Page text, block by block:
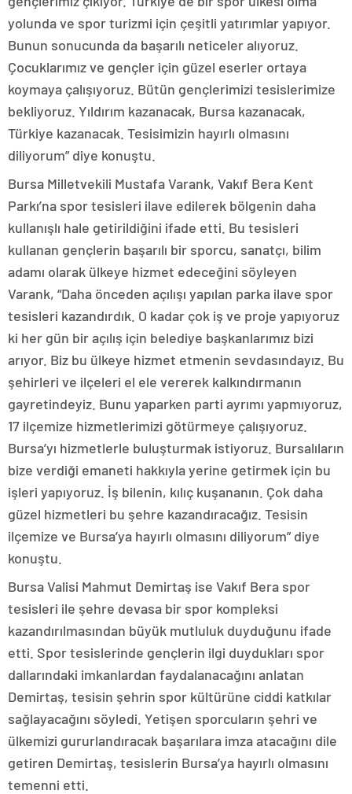
yolunda ve spor turizmi için çeşitli yatırımlar yapıyor.
Bunun sonucunda da başarılı neticeler alıyoruz.
Çocuklarımız ve gençler için güzel eserler ortaya
koymaya çalışıyoruz. Bütün gençlerimizi tesislerimize
bekliyoruz. Yıldırım kazanacak, Bursa kazanacak,
Türkiye kazanacak. Tesisimizin hayırlı olmasını
diliyorum” diye konuştu.
Bursa Milletvekili Mustafa Varank, Vakıf Bera Kent
Parkı’na spor tesisleri ilave edilerek bölgenin daha
kullanışlı hale getirildiğini ifade etti. Bu tesisleri
kullanan gençlerin başarılı bir sporcu, sanatçı, bilim
adamı olarak ülkeye hizmet edeceğini söyleyen
Varank, “Daha önceden açılışı yapılan parka ilave spor
tesisleri kazandırdık. O kadar çok iş ve proje yapıyoruz
ki her gün bir açılış için belediye başkanlarımız bizi
arıyor. Biz bu ülkeye hizmet etmenin sevdasındayız. Bu
şehirleri ve ilçeleri el ele vererek kalkındırmanın
gayretindeyiz. Bunu yaparken parti ayrımı yapmıyoruz,
17 ilçemize hizmetlerimizi götürmeye çalışıyoruz.
Bursa’yı hizmetlerle buluşturmak istiyoruz. Bursalıların
bize verdiği emaneti hakkıyla yerine getirmek için bu
işleri yapıyoruz. İş bilenin, kılıç kuşananın. Çok daha
güzel hizmetleri bu şehre kazandıracağız. Tesisin
ilçemize ve Bursa’ya hayırlı olmasını diliyorum” diye
konuştu.
Bursa Valisi Mahmut Demirtaş ise Vakıf Bera spor
tesisleri ile şehre devasa bir spor kompleksi
kazandırılmasından büyük mutluluk duyduğunu ifade
etti. Spor tesislerinde gençlerin ilgi duydukları spor
dallarındaki imkanlardan faydalanacağını anlatan
Demirtaş, tesisin şehrin spor kültürüne ciddi katkılar
sağlayacağını söyledi. Yetişen sporcuların şehri ve
ülkemizi gururlandıracak başarılara imza atacağını dile
getiren Demirtaş, tesislerin Bursa’ya hayırlı olmasını
temenni etti.